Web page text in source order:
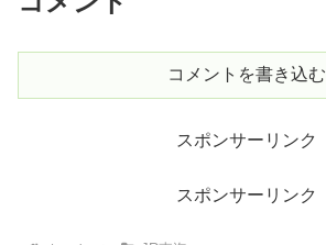
コメントを書き込む
スポンサーリンク
スポンサーリンク